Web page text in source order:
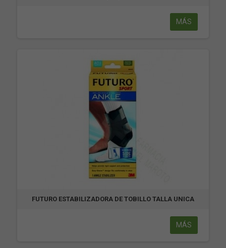
MÁS
FUTURO ESTABILIZADORA DE TOBILLO TALLA UNICA
MÁS